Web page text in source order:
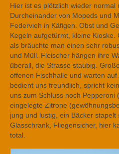
Hier ist es plötzlich wieder
Durcheinander von Mopeds und
Federvieh in Käfigen. Obst und
Kegeln aufgetürmt, kleine Kioske.
als bräuchte man einen sehr
und Müll. Fleischer hängen ihre
überall, die Strasse staubig.
offenen Fischhalle und warten
bedient uns freundlich, spricht
uns zum Schluss noch Pepperoni
eingelegte Zitrone
jung und lustig, ein Bäcker stapelt
Glasschrank, Fliegensicher, hier
total.